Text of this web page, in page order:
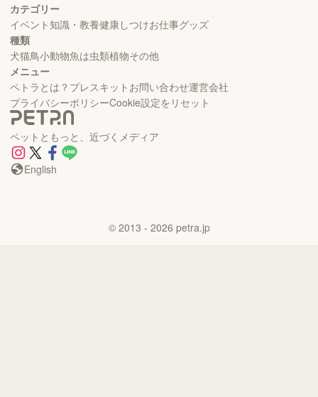
カテゴリー
イベント知識・教養健康しつけお仕事グッズ
種類
犬猫鳥小動物魚は虫類植物その他
メニュー
ペトラとは？ プレスキット お問い合わせ運営会社
プライバシーポリシーCookie設定をリセット
ペットともっと、近づくメディア
English
© 2013 - 2026 petra.jp